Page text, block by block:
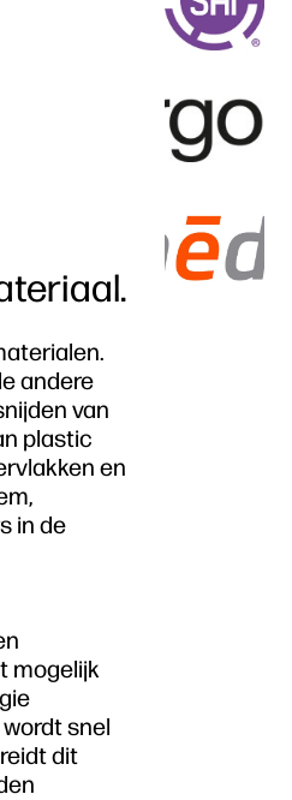
andere
van
plastic
en
in de
mogelijk
snel
dit